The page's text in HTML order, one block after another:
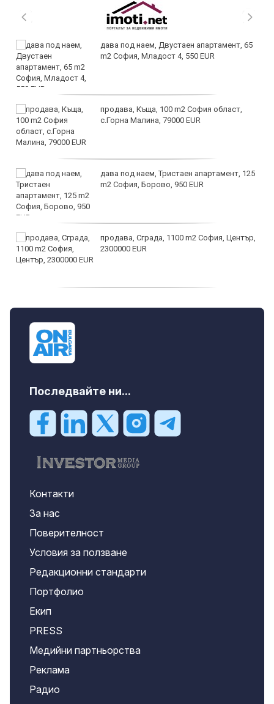
дава под наем, Двустаен апартамент, 65
m2 София, Младост 4, 550 EUR
продава, Къща, 100 m2 София област,
с.Горна Малина, 79000 EUR
дава под наем, Тристаен апартамент, 125
m2 София, Борово, 950 EUR
продава, Сграда, 1100 m2 София, Център,
2300000 EUR
Последвайте ни...
Контакти
За нас
Поверителност
Условия за ползване
Редакционни стандарти
Портфолио
Екип
PRESS
Медийни партньорства
Реклама
Радио